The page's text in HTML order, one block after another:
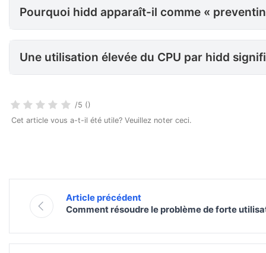
Pourquoi hidd apparaît-il comme «
Une utilisation élevée du CPU par hidd signifie-t-elle que mon Mac a été piraté ?
Une utilisation élevée du CPU par hidd
/5 ()
Cet article vous a-t-il été utile? Veuillez noter ceci.
Article précédent
Comment résoudre le problème de forte